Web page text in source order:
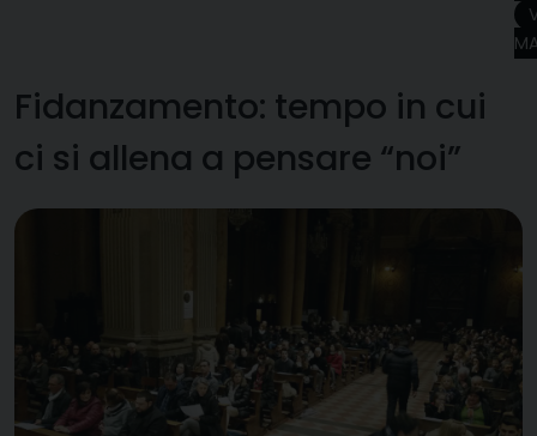
Fidanzamento: tempo in cui
ci si allena a pensare “noi”